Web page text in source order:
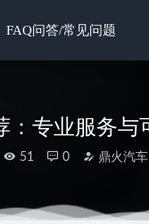
FAQ问答/常见问题
：专业服务与
51 0 鼎火汽车